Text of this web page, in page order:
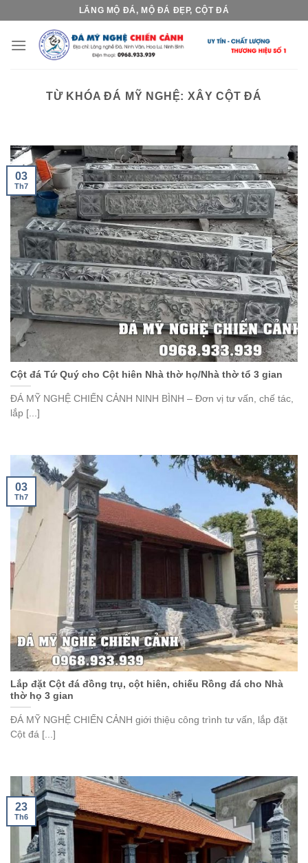
content
LĂNG MỘ ĐÁ, MỘ ĐÁ ĐẸP, CỘT ĐÁ
TỪ KHÓA ĐÁ MỸ NGHỆ: XÂY CỘT ĐÁ
Cột đá Tứ Quý cho Cột hiên Nhà thờ họ/Nhà thờ tổ 3 gian
ĐÁ MỸ NGHỆ CHIẾN CẢNH NINH BÌNH – Đơn vị tư vấn, chế tác,
lắp [...]
03
Th7
Lắp đặt Cột đá đồng trụ, cột hiên, chiếu Rồng đá cho Nhà
thờ họ 3 gian
ĐÁ MỸ NGHỆ CHIẾN CẢNH giới thiệu công trình tư vấn, lắp đặt
Cột đá [...]
03
Th7
23
Th6